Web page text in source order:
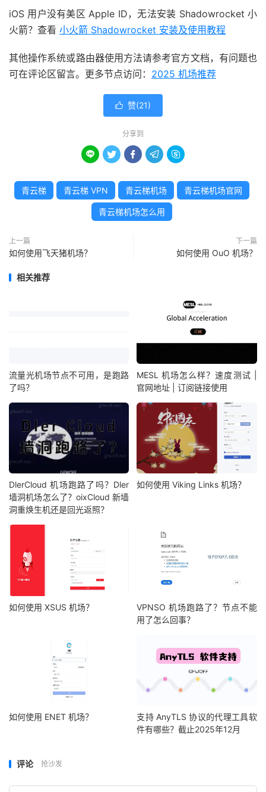
iOS 用户没有美区 Apple ID，无法安装 Shadowrocket 小
火箭？查看 小火箭 Shadowrocket 安装及使用教程
其他操作系统或路由器使用方法请参考官方文档，有问题也
可在评论区留言。更多节点访问： 2025 机场推荐
 赞(21)
分享到
    
青云梯 青云梯 VPN 青云梯机场 青云梯机场官网
青云梯机场怎么用
上一篇
如何使用飞天猪机场？
下一篇
如何使用 OuO 机场？
相关推荐
流量光机场节点不可用，是跑路
了吗？
MESL 机场怎么样？速度测试 |
官网地址 | 订阅链接使用
DlerCloud 机场跑路了吗？Dler
墙洞机场怎么了？oixCloud 新墙
洞重焕生机还是回光返照？
如何使用 Viking Links 机场？
如何使用 XSUS 机场？
VPNSO 机场跑路了？节点不能
用了怎么回事？
如何使用 ENET 机场？
支持 AnyTLS 协议的代理工具软
件有哪些？截止2025年12月
评论 抢沙发